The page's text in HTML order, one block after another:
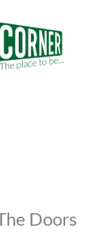
Doors